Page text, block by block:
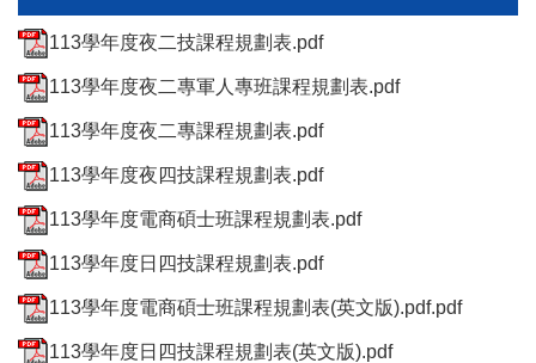
113學年度夜二技課程規劃表.pdf
113學年度夜二專軍人專班課程規劃表.pdf
113學年度夜二專課程規劃表.pdf
113學年度夜四技課程規劃表.pdf
113學年度電商碩士班課程規劃表.pdf
113學年度日四技課程規劃表.pdf
113學年度電商碩士班課程規劃表(英文版).pdf.pdf
113學年度日四技課程規劃表(英文版).pdf